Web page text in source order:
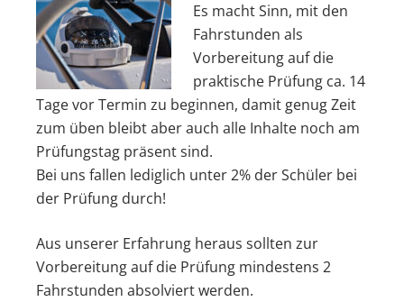
Es macht Sinn, mit den
Fahrstunden als
Vorbereitung auf die
praktische Prüfung ca. 14
Tage vor Termin zu beginnen, damit genug Zeit
zum üben bleibt aber auch alle Inhalte noch am
Prüfungstag präsent sind.
Bei uns fallen lediglich unter 2% der Schüler bei
der Prüfung durch!
Aus unserer Erfahrung heraus sollten zur
Vorbereitung auf die Prüfung mindestens 2
Fahrstunden absolviert werden.